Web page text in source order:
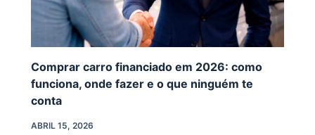
Comprar carro financiado em 2026: como
funciona, onde fazer e o que ninguém te
conta
ABRIL 15, 2026